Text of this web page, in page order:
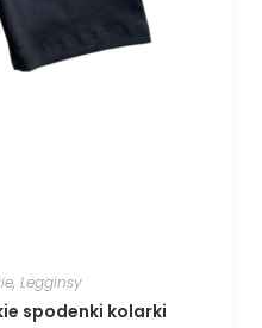
, Legginsy
spodenki kolarki